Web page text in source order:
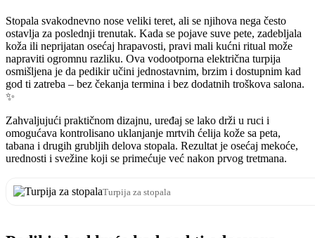
Stopala svakodnevno nose veliki teret, ali se njihova nega često
ostavlja za poslednji trenutak. Kada se pojave suve pete, zadebljala
koža ili neprijatan osećaj hrapavosti, pravi mali kućni ritual može
napraviti ogromnu razliku. Ova vodootporna električna turpija
osmišljena je da pedikir učini jednostavnim, brzim i dostupnim kad
god ti zatreba – bez čekanja termina i bez dodatnih troškova salona.
✨
Zahvaljujući praktičnom dizajnu, uređaj se lako drži u ruci i
omogućava kontrolisano uklanjanje mrtvih ćelija kože sa peta,
tabana i drugih grubljih delova stopala. Rezultat je osećaj mekoće,
urednosti i svežine koji se primećuje već nakon prvog tretmana.
Turpija za stopala